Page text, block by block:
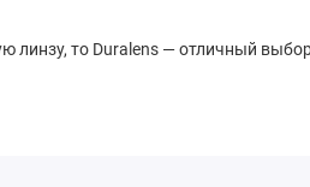
линзу, то Duralens — отличный